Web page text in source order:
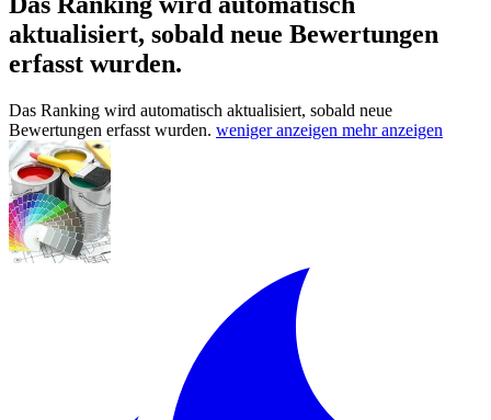
aktualisiert, sobald neue Bewertungen
erfasst wurden.
Das Ranking wird automatisch aktualisiert, sobald neue
Bewertungen erfasst wurden. weniger anzeigen mehr anzeigen